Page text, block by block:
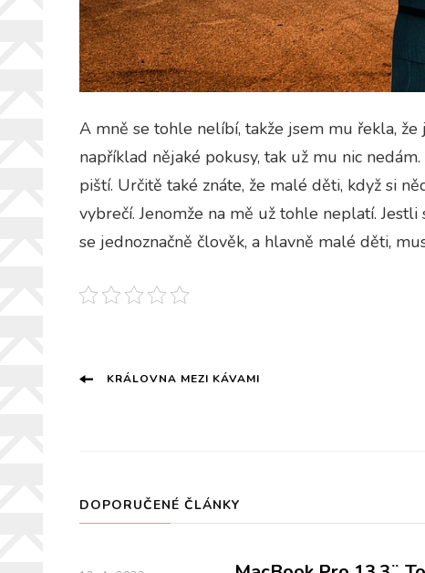
A mně se tohle nelíbí, takže jsem mu řekla,
například nějaké pokusy, tak už mu nic
piští. Určitě také znáte, že malé děti, když si
vybrečí. Jenomže na mě už tohle neplatí.
se jednoznačně člověk, a hlavně malé děti,
Navigace
KRÁLOVNA MEZI KÁVAMI
DOPORUČENÉ ČLÁNKY